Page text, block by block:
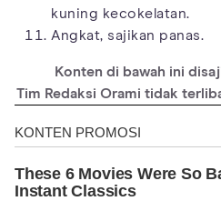
kuning kecokelatan.
Angkat, sajikan panas.
Konten di bawah ini
Tim Redaksi Orami tidak